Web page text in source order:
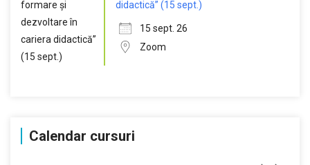
didactică” (15 sept.)
15 sept. 26
Zoom
Calendar cursuri